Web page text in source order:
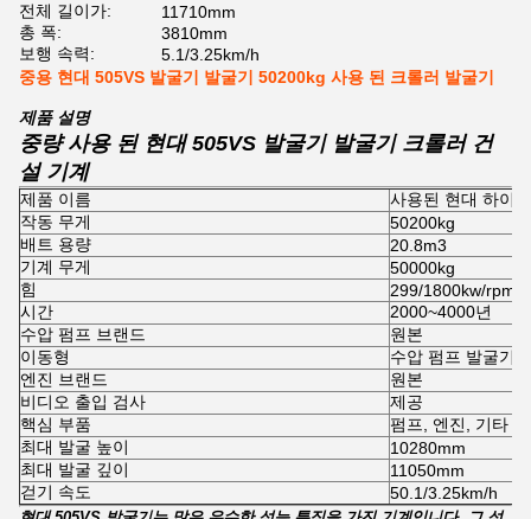
전체 길이가:
11710mm
총 폭:
3810mm
보행 속력:
5.1/3.25km/h
중용 현대 505VS 발굴기 발굴기 50200kg 사용 된 크롤러 발굴기
제품 설명
중량 사용 된 현대 505VS 발굴기 발굴기 크롤러 건
설 기계
제품 이름
사용된 현대 하이
작동 무게
50200kg
배트 용량
20.8m3
기계 무게
50000kg
힘
299/1800kw/rpm
시간
2000~4000년
수압 펌프 브랜드
원본
이동형
수압 펌프 발굴기
엔진 브랜드
원본
비디오 출입 검사
제공
핵심 부품
펌프, 엔진, 기타
최대 발굴 높이
10280mm
최대 발굴 깊이
11050mm
걷기 속도
50.1/3.25km/h